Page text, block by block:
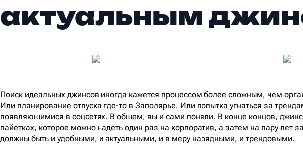
актуальным
Поиск идеальных джинсов иногда кажется процессом более сложным, чем
Или планирование отпуска где-то в Заполярье. Или попытка угнаться за
появляющимися в соцсетях. В общем, вы и сами поняли. В конце концов,
пайетках, которое можно надеть один раз на корпоратив, а затем на пару лет
должны быть и удобными, и актуальными, и в меру нарядными, и трендовыми.